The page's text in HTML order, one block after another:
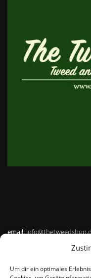
Um dir ein optimales
email:
Kvk Nummer: 88959732
MWSnr: NL864836247B01